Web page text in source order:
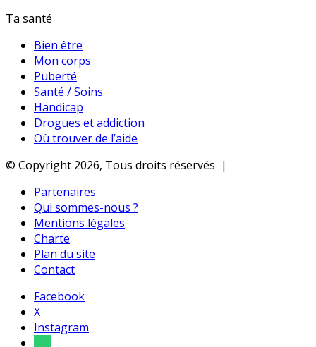
Ta santé
Bien être
Mon corps
Puberté
Santé / Soins
Handicap
Drogues et addiction
Où trouver de l’aide
© Copyright 2026, Tous droits réservés |
Partenaires
Qui sommes-nous ?
Mentions légales
Charte
Plan du site
Contact
Facebook
X
Instagram